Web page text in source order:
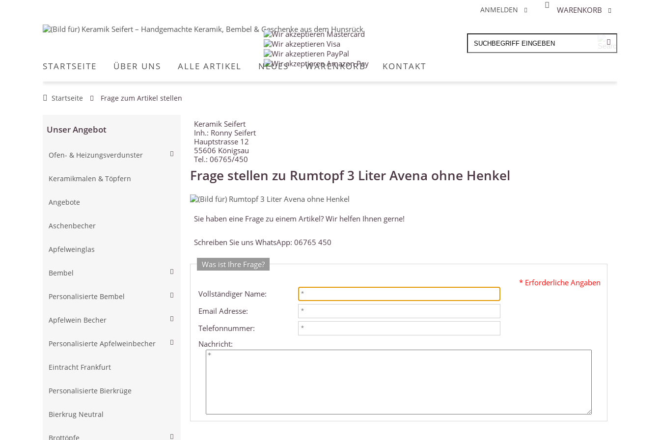
WARENKORB
ANMELDEN
STARTSEITE ÜBER UNS ALLE ARTIKEL NEUES WARENKORB KONTAKT
Startseite Frage zum Artikel stellen
Unser Angebot
Ofen- & Heizungsverdunster
Keramikmalen & Töpfern
Angebote
Aschenbecher
Apfelweinglas
Bembel
Personalisierte Bembel
Apfelwein Becher
Personalisierte Apfelweinbecher
Eintracht Frankfurt
Personalisierte Bierkrüge
Bierkrug Neutral
Brottöpfe
Keramik Seifert
Inh.: Ronny Seifert
Hauptstrasse 12
55606 Königsau
Tel.: 06765/450
Frage stellen zu Rumtopf 3 Liter Avena ohne Henkel
Sie haben eine Frage zu einem Artikel? Wir helfen Ihnen gerne!
Schreiben Sie uns WhatsApp: 06765 450
Was ist Ihre Frage?
* Erforderliche Angaben
Vollständiger Name:
Email Adresse:
Telefonnummer:
Nachricht: